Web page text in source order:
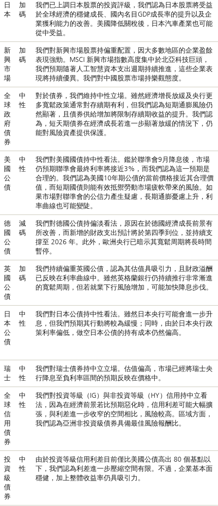
日
本
加
碼
我們已上調日本股票的投資評級，我們認為日本股票將受益
於全球經濟的穩健成長、國內名目GDP成長率的提升以及企
業獲利能力的改善。美國降低關稅後，日本汽車產業也可能
從中受益。
新
興
市
場
加
碼
我們對新興市場股票持偏重配置，因大多數地區的企業盈餘
表現強勁。MSCI 新興市場指數高度集中於北亞科技巨頭，
我們預期隨著人工智慧資本支出週期持續推進，這些企業表
現將持續優異。我們對中國股票市場持樂觀態度。
全
球
政
府
債
券
中
性
對於債券，我們維持中性立場。雖然經濟增長放緩及央行更
多寬鬆政策通常對存續期有利，但我們認為短期通膨風險仍
然顯著，且債券供給增加將限制存續期收益的提升。我們認
為，短天期債券在經濟成長若進一步顯著放緩的情況下，仍
能對風險資產提供保護。
美
國
公
債
中
性
我們對美國國債持中性看法。鑑於聯準會9月降息後，市場
仍預期聯​​準會最終利率將接近3%，而我們認為這一預期是
合理的。我們認為美國10年期公債的當前價格接近其合理價
值，而短期國債則能有效抵禦勞動市場疲軟帶來的風險。如
果市場對聯準會的公信力產生疑慮，長期通膨憂慮上升，利
率曲線也可能變陡。
德
國
公
債
減
碼
我們對德國公債持偏淡看法，原因在於德國經濟成長前景有
所改善，而新增的財政支出預計將於第四季到位，並持續支
撐至 2026 年。此外，歐洲央行已暗示其寬鬆周期將長時間
暫停。
英
國
公
債
加
碼
我們持續偏重英國公債，認為其估值具吸引力，且財政溢酬
已反映在利率曲線中。雖然英格蘭銀行仍持續推行非常漸進
的寬鬆周期，但若就業下行風險增加，可能加快降息步伐。
日
本
公
債
中
性
我們對日本公債持中性看法。雖然日本央行可能會進一步升
息，但我們預期其行動將較為緩慢；同時，由於日本央行政
策利率偏低，做空日本公債的持有成本仍然偏高。
瑞
士
中
性
我們對瑞士債券持中立立場。估值偏高，市場已經將瑞士央
行降息至負利率區間的預期反映在價格中。
全
球
信
用
債
券
中
性
我們對投資等級（IG）與非投資等級（HY）信用持中立看
法，因為在經濟前景若比預期惡化時，信用利差可能大幅擴
張，與利差進一步收窄的空間相比，風險較高。區域方面，
我們認為亞洲非投資級債券具備最佳風險報酬比。
投
資
級
債
券
中
性
由於投資等級信用利差目前僅比美國公債高出 80 個基點以
下，我們認為利差進一步壓縮空間有限。不過，企業基本面
穩健，加上整體收益率仍具吸引力。